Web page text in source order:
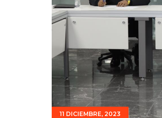
11 DICIEMBRE, 2023